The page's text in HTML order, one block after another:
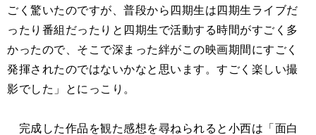
ごく驚いたのですが、普段から四期生は四期生ライブだ
ったり番組だったりと四期生で活動する時間がすごく多
かったので、そこで深まった絆がこの映画期間にすごく
発揮されたのではないかなと思います。すごく楽しい撮
影でした」とにっこり。
完成した作品を観た感想を尋ねられると小西は「面白